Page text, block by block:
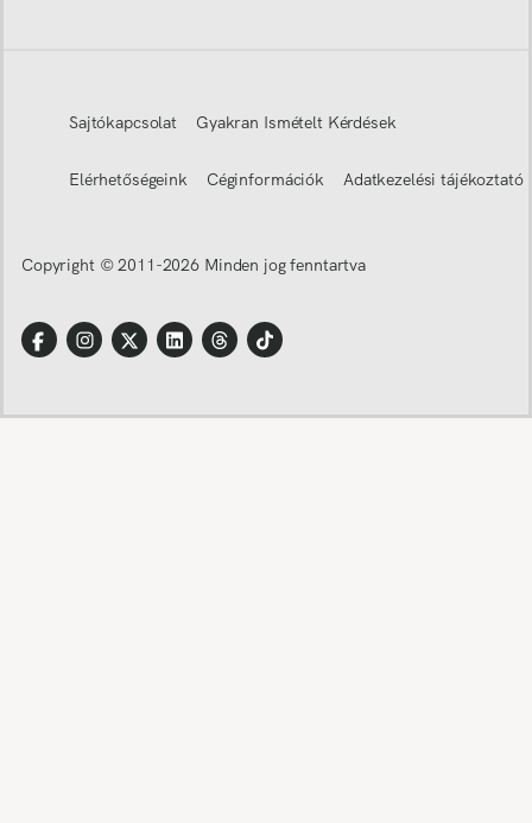
Sajtókapcsolat Gyakran Ismételt Kérdések
Elérhetőségeink Céginformációk Adatkezelési tájékoztató
Copyright © 2011-2026 Minden jog fenntartva